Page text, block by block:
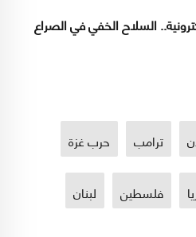
السلاح الخفي في الصراع
ترامب حرب غزة
فلسطين لبنان